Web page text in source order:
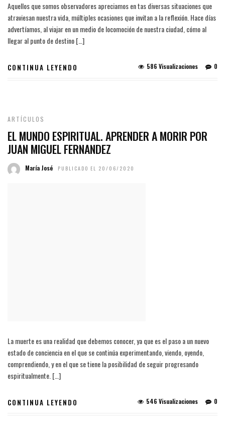
Aquellos que somos observadores apreciamos en tas diversas situaciones que
atraviesan nuestra vida, múltiples ocasiones que invitan a la reflexión. Hace días
advertíamos, al viajar en un medio de locomoción de nuestra ciudad, cómo al
llegar al punto de destino […]
CONTINUA LEYENDO 0
586 Visualizaciones
ARTÍCULOS
EL MUNDO ESPIRITUAL. APRENDER A MORIR POR
JUAN MIGUEL FERNANDEZ
María José PUBLICADO EL 20/06/2020
La muerte es una realidad que debemos conocer, ya que es el paso a un nuevo
estado de conciencia en el que se continúa experimentando, viendo, oyendo,
comprendiendo, y en el que se tiene la posibilidad de seguir progresando
espiritualmente. […]
CONTINUA LEYENDO 0
546 Visualizaciones